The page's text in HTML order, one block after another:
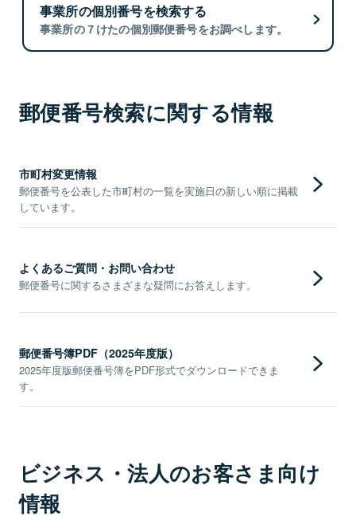
事業所の個別番号を検索する
事業所の７けたの個別郵便番号をお調べします。
郵便番号検索に関する情報
市町村変更情報
郵便番号を公表した市町村の一覧を実施日の新しい順に掲載
しています。
よくあるご質問・お問い合わせ
郵便番号に関するさまざまな疑問にお答えします。
郵便番号簿PDF（2025年度版）
2025年度版郵便番号簿をPDF形式でダウンロードできま
す。
ビジネス・法人のお客さま向け
情報